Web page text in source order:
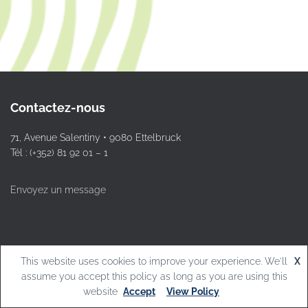
Contactez-nous
71, Avenue Salentiny • 9080 Ettelbruck
Tél : (+352) 81 92 01 – 1
Envoyez un message
© L.T.Ettelbruck
This website uses cookies to improve your experience. We'll
assume you accept this policy as long as you are using this
website
X
Accept View Policy